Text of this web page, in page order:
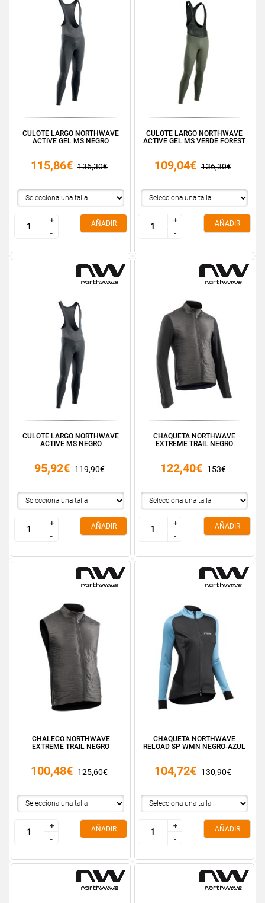
CULOTE LARGO NORTHWAVE
ACTIVE GEL MS NEGRO
115,86€ 136,30€
+
-
+
-
AÑADIR
CULOTE LARGO NORTHWAVE
ACTIVE GEL MS VERDE FOREST
109,04€ 136,30€
+
-
+
-
AÑADIR
CULOTE LARGO NORTHWAVE
ACTIVE MS NEGRO
95,92€ 119,90€
+
-
+
-
AÑADIR
CHAQUETA NORTHWAVE
EXTREME TRAIL NEGRO
122,40€ 153€
+
-
+
-
AÑADIR
CHALECO NORTHWAVE
EXTREME TRAIL NEGRO
100,48€ 125,60€
+
-
+
-
AÑADIR
CHAQUETA NORTHWAVE
RELOAD SP WMN NEGRO-AZUL
104,72€ 130,90€
+
-
+
-
AÑADIR